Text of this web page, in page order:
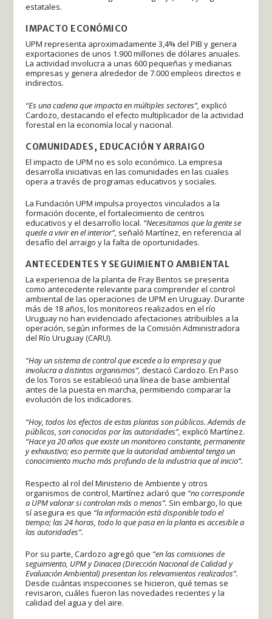
estatales.
IMPACTO ECONÓMICO
UPM representa aproximadamente 3,4% del PIB y genera
exportaciones de unos 1.900 millones de dólares anuales.
La actividad involucra a unas 600 pequeñas y medianas
empresas y genera alrededor de 7.000 empleos directos e
indirectos.
“Es una cadena que impacta en múltiples sectores”, explicó
Cardozo, destacando el efecto multiplicador de la actividad
forestal en la economía local y nacional.
COMUNIDADES, EDUCACIÓN Y ARRAIGO
El impacto de UPM no es solo económico. La empresa
desarrolla iniciativas en las comunidades en las cuales
opera a través de programas educativos y sociales.
La Fundación UPM impulsa proyectos vinculados a la
formación docente, el fortalecimiento de centros
educativos y el desarrollo local. “Necesitamos que la gente se
quede a vivir en el interior”, señaló Martínez, en referencia al
desafío del arraigo y la falta de oportunidades.
ANTECEDENTES Y SEGUIMIENTO AMBIENTAL
La experiencia de la planta de Fray Bentos se presenta
como antecedente relevante para comprender el control
ambiental de las operaciones de UPM en Uruguay. Durante
más de 18 años, los monitoreos realizados en el río
Uruguay no han evidenciado afectaciones atribuibles a la
operación, según informes de la Comisión Administradora
del Río Uruguay (CARU).
“Hay un sistema de control que excede a la empresa y que
involucra a distintos organismos”, destacó Cardozo. En Paso
de los Toros se estableció una línea de base ambiental
antes de la puesta en marcha, permitiendo comparar la
evolución de los indicadores.
“Hoy, todos los efectos de estas plantas son públicos. Además de
públicos, son conocidos por las autoridades”, explicó Martínez.
“Hace ya 20 años que existe un monitoreo constante, permanente
y exhaustivo; eso permite que la autoridad ambiental tenga un
conocimiento mucho más profundo de la industria que al inicio”.
Respecto al rol del Ministerio de Ambiente y otros
organismos de control, Martínez aclaró que “no corresponde
a UPM valorar si controlan más o menos”. Sin embargo, lo que
sí asegura es que “la información está disponible todo el
tiempo; las 24 horas, todo lo que pasa en la planta es accesible a
las autoridades”.
Por su parte, Cardozo agregó que “en las comisiones de
seguimiento, UPM y Dinacea (Dirección Nacional de Calidad y
Evaluación Ambiental) presentan los relevamientos realizados”.
Desde cuántas inspecciones se hicieron, qué temas se
revisaron, cuáles fueron las novedades recientes y la
calidad del agua y del aire.